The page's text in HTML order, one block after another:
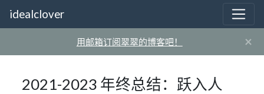
idealclover
用邮箱订阅翠翠的博客吧！ ×
2021-2023 年终总结：跃入人